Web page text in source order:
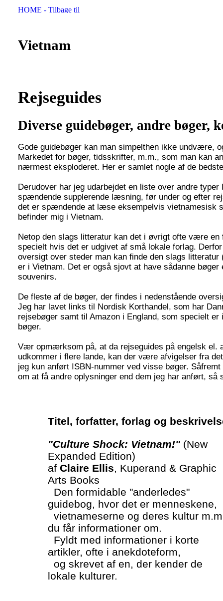
Vietnam
Rejseguides
Diverse guidebøger, andre bøger,
Gode guidebøger kan man simpelthen ikke undvære,
Markedet for bøger, tidsskrifter, m.m., som man kan
nærmest eksploderet. Her er samlet nogle af de
Derudover har jeg udarbejdet en liste over andre
spændende supplerende læsning, før under og efter
det er spændende at læse eksempelvis vietnamesisk
befinder mig i Vietnam.
Netop den slags litteratur kan det i øvrigt ofte være en
specielt hvis det er udgivet af små lokale forlag.
oversigt over steder man kan finde den slags litteratur
er i Vietnam. Det er også sjovt at have sådanne bøger
souvenirs.
De fleste af de bøger, der findes i nedenstående
Jeg har lavet links til Nordisk Korthandel, som har
rejsebøger samt til Amazon i England, som specielt er
bøger.
Vær opmærksom på, at da rejseguides på engelsk el.
udkommer i flere lande, kan der være afvigelser fra
jeg kun anført ISBN-nummer ved visse bøger.
om at få andre oplysninger end dem jeg har anført, så
Titel, forfatter, forlag og
"Culture Shock: Vietnam!"(New
Expanded Edition)
af Claire Ellis, Kuperand & Graphic
Arts Books
Den formidable "anderledes"
guidebog, hvor det er menneskene,
vietnameserne og deres kultur
du får informationer om.
Fyldt med informationer i korte
artikler, ofte i anekdoteform,
og skrevet af en, der kender de
lokale kulturer.